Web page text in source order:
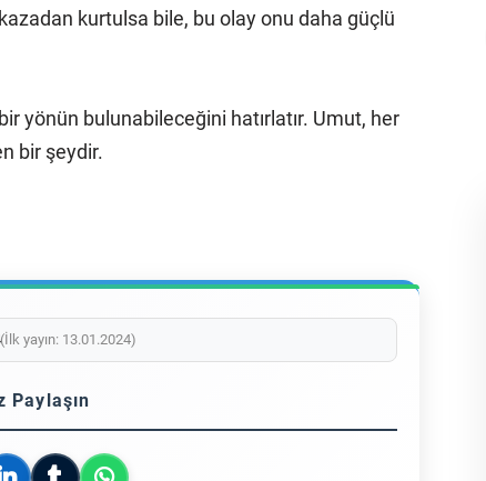
kurtulsa bile, bu olay onu daha güçlü
yönün bulunabileceğini hatırlatır. Umut, her
bir şeydir.
(İlk yayın: 13.01.2024)
Paylaşın